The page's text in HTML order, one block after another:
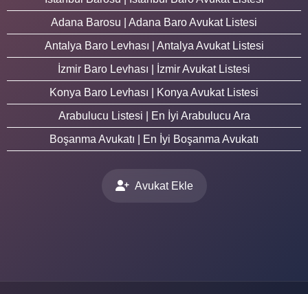
Adana Barosu | Adana Baro Avukat Listesi
Antalya Baro Levhası | Antalya Avukat Listesi
İzmir Baro Levhası | İzmir Avukat Listesi
Konya Baro Levhası | Konya Avukat Listesi
Arabulucu Listesi | En İyi Arabulucu Ara
Boşanma Avukatı | En İyi Boşanma Avukatı
Avukat Ekle